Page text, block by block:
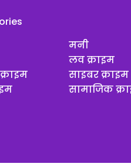
मनी
लव क्राइम
साइबर क्राइम
सामाजिक